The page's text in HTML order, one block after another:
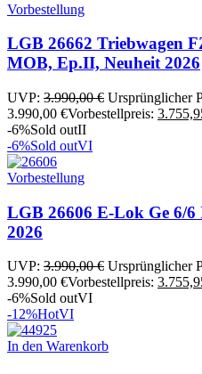
Vorbestellung
LGB 26662 Triebwagen
MOB, Ep.II, Neuheit 2026
UVP: 3.990,00€ Ursprünglicher
3.990,00 €Vorbestellpreis:
-6%Sold outII
-6%Sold outVI
Vorbestellung
LGB 26606 E-Lok Ge 6/
2026
UVP: 3.990,00€ Ursprünglicher
3.990,00 €Vorbestellpreis:
-6%Sold outVI
-12%HotVI
In den Warenkorb